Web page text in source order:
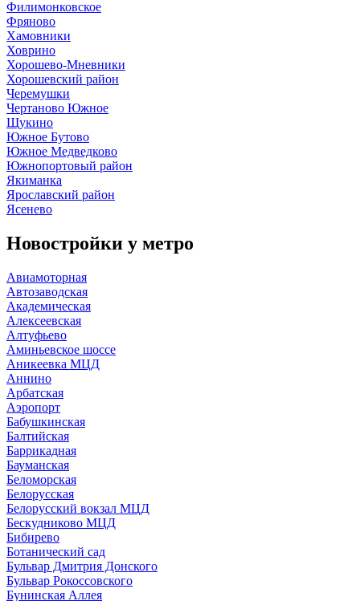
Филимонковское
Фряново
Хамовники
Ховрино
Хорошево-Мневники
Хорошевский район
Черемушки
Чертаново Южное
Щукино
Южное Бутово
Южное Медведково
Южнопортовый район
Якиманка
Ярославский район
Ясенево
Новостройки у метро
Авиамоторная
Автозаводская
Академическая
Алексеевская
Алтуфьево
Аминьевское шоссе
Аникеевка МЦД
Аннино
Арбатская
Аэропорт
Бабушкинская
Балтийская
Баррикадная
Бауманская
Беломорская
Белорусская
Белорусский вокзал МЦД
Бескудниково МЦД
Бибирево
Ботанический сад
Бульвар Дмитрия Донского
Бульвар Рокоссовского
Бунинская Аллея